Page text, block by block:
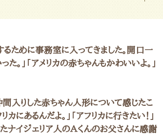
ために事務室に入ってきました。開口一
。」「アメリカの赤ちゃんもかわいいよ。」
間入りした赤ちゃん人形について感じたこ
カにあるんだよ。」「アフリカに行きたい！」
ナイジェリア人のＡくんのお父さんに感謝